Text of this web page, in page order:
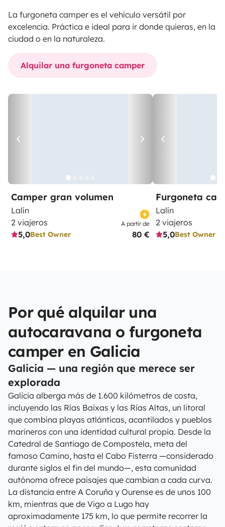
La furgoneta camper es el vehículo versátil por
excelencia. Práctica e ideal para ir donde quieras, en la
ciudad o en la naturaleza.
Alquilar una furgoneta camper
Camper gran volumen
Lalín
2 viajeros
5,0Best Owner
A partir de
80 €
Furgoneta
Lalín
2 viajeros
5,0Best Owner
Por qué alquilar una
autocaravana o furgoneta
camper en Galicia
Galicia — una región que merece ser
explorada
Galicia alberga más de 1.600 kilómetros de costa,
incluyendo las Rías Baixas y las Rías Altas, un litoral
que combina playas atlánticas, acantilados y pueblos
marineros con una identidad cultural propia. Desde la
Catedral de Santiago de Compostela, meta del
famoso Camino, hasta el Cabo Fisterra —considerado
durante siglos el fin del mundo—, esta comunidad
autónoma ofrece paisajes que cambian a cada curva.
La distancia entre A Coruña y Ourense es de unos 100
km, mientras que de Vigo a Lugo hay
aproximadamente 175 km, lo que permite recorrer la